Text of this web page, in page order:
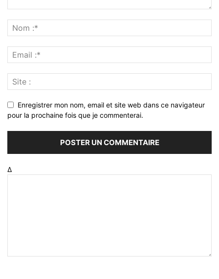
Enregistrer mon nom, email et site web dans ce navigateur
pour la prochaine fois que je commenterai.
Δ